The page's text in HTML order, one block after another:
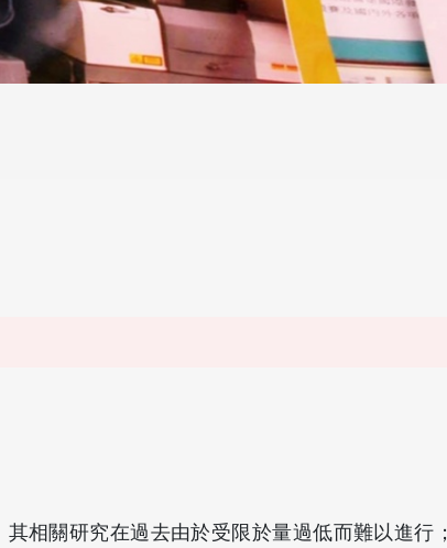
相關研究在過去由於受限於量過低而難以進行；